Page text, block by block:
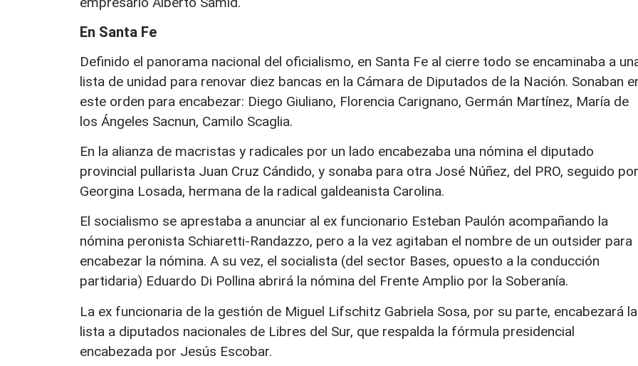
En Santa Fe
Definido el panorama nacional del oficialismo, en Santa Fe al cierre todo se encaminaba a
lista de unidad para renovar diez bancas en la Cámara de Diputados de la Nación. Sonaban
este orden para encabezar: Diego Giuliano, Florencia Carignano, Germán Martínez, María de
los Ángeles Sacnun, Camilo Scaglia.
En la alianza de macristas y radicales por un lado encabezaba una nómina el diputado
provincial pullarista Juan Cruz Cándido, y sonaba para otra José Núñez, del PRO, seguido por
Georgina Losada, hermana de la radical galdeanista Carolina.
El socialismo se aprestaba a anunciar al ex funcionario Esteban Paulón acompañando la
nómina peronista Schiaretti-Randazzo, pero a la vez agitaban el nombre de un outsider para
encabezar la nómina. A su vez, el socialista (del sector Bases, opuesto a la conducción
partidaria) Eduardo Di Pollina abrirá la nómina del Frente Amplio por la Soberanía.
La ex funcionaria de la gestión de Miguel Lifschitz Gabriela Sosa, por su parte, encabezará la
lista a diputados nacionales de Libres del Sur, que respalda la fórmula presidencial
encabezada por Jesús Escobar.